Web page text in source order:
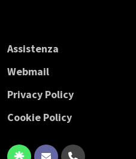
Assistenza
Webmail
Privacy Policy
Cookie Policy